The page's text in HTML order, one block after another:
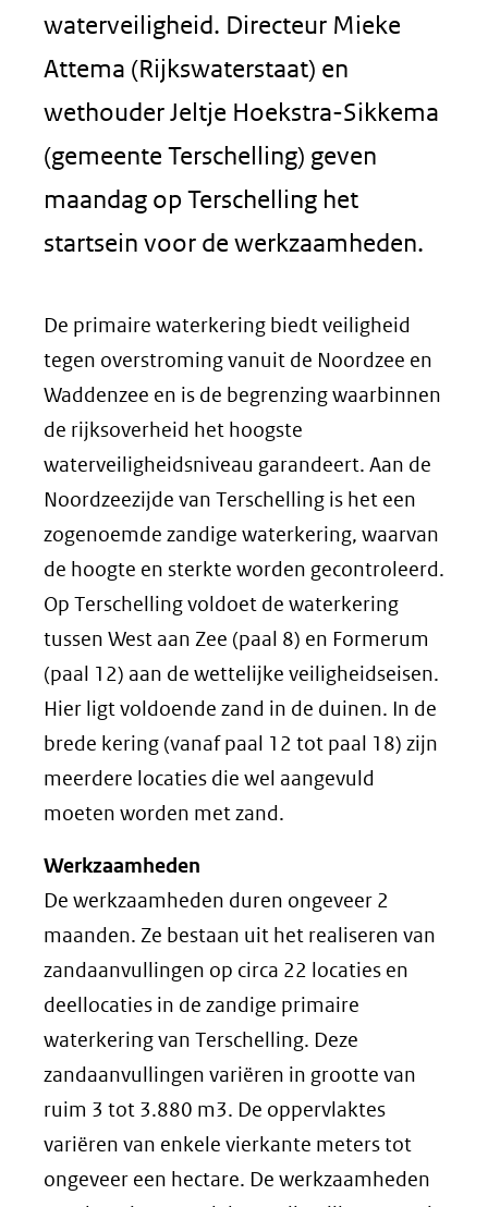
waterveiligheid. Directeur Mieke
Attema (Rijkswaterstaat) en
wethouder Jeltje Hoekstra-Sikkema
(gemeente Terschelling) geven
maandag op Terschelling het
startsein voor de werkzaamheden.
De primaire waterkering biedt veiligheid
tegen overstroming vanuit de Noordzee en
Waddenzee en is de begrenzing waarbinnen
de rijksoverheid het hoogste
waterveiligheidsniveau garandeert. Aan de
Noordzeezijde van Terschelling is het een
zogenoemde zandige waterkering, waarvan
de hoogte en sterkte worden gecontroleerd.
Op Terschelling voldoet de waterkering
tussen West aan Zee (paal 8) en Formerum
(paal 12) aan de wettelijke veiligheidseisen.
Hier ligt voldoende zand in de duinen. In de
brede kering (vanaf paal 12 tot paal 18) zijn
meerdere locaties die wel aangevuld
moeten worden met zand.
Werkzaamheden
De werkzaamheden duren ongeveer 2
maanden. Ze bestaan uit het realiseren van
zandaanvullingen op circa 22 locaties en
deellocaties in de zandige primaire
waterkering van Terschelling. Deze
zandaanvullingen variëren in grootte van
ruim 3 tot 3.880 m3. De oppervlaktes
variëren van enkele vierkante meters tot
ongeveer een hectare. De werkzaamheden